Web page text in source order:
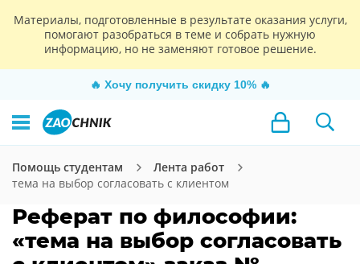
Материалы, подготовленные в результате оказания услуги,
помогают разобраться в теме и собрать нужную
информацию, но не заменяют готовое решение.
🔥 Хочу получить скидку 10% 🔥
Помощь студентам
Лента работ
тема на выбор согласовать с клиентом
Реферат по философии:
«тема на выбор согласовать